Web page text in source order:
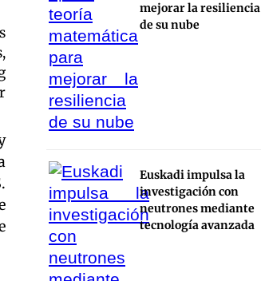
mejorar la resiliencia
de su nube
Euskadi impulsa la
investigación con
neutrones mediante
tecnología avanzada